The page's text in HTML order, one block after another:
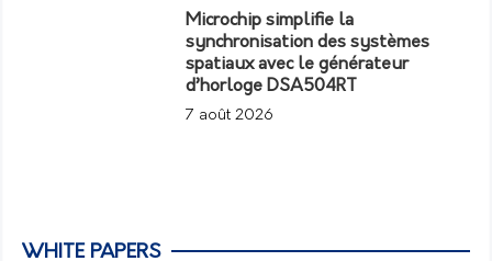
Microchip simplifie la
synchronisation des systèmes
spatiaux avec le générateur
d’horloge DSA504RT
7 août 2026
WHITE PAPERS